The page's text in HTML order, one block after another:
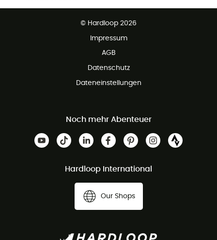
© Hardloop 2026
Impressum
AGB
Datenschutz
Dateneinstellungen
Noch mehr Abenteuer
Hardloop International
Our Shops